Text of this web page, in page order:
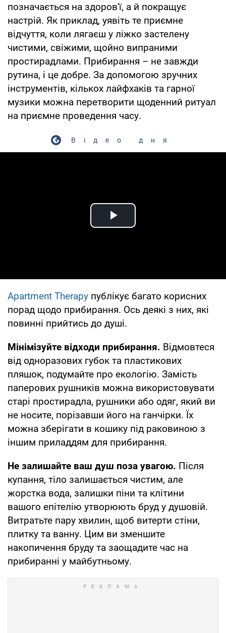
позначається на здоров'ї, а й покращує
настрій. Як приклад, уявіть те приємне
відчуття, коли лягаєш у ліжко застелену
чистими, свіжими, щойно випраними
простирадлами. Прибирання – не завжди
рутина, і це добре. За допомогою зручних
інструментів, кількох лайфхаків та гарної
музики можна перетворити щоденний ритуал
на приємне проведення часу.
Відео дня
Play Video
Apartment Therapy публікує багато корисних
порад щодо прибирання. Ось деякі з них, які
повинні прийтись до душі.
Мінімізуйте відходи прибирання. Відмовтеся
від одноразових губок та пластикових
пляшок, подумайте про екологію. Замість
паперових рушників можна використовувати
старі простирадла, рушники або одяг, який ви
не носите, порізавши його на ганчірки. Їх
можна зберігати в кошику під раковиною з
іншим приладдям для прибирання.
Не залишайте ваш душ поза увагою. Після
купання, тіло залишається чистим, але
жорстка вода, залишки піни та клітини
вашого епітелію утворюють бруд у душовій.
Витратьте пару хвилин, щоб витерти стіни,
плитку та ванну. Цим ви зменшите
накопичення бруду та заощадите час на
прибиранні у майбутньому.